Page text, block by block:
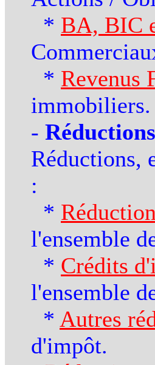
* BA, BIC
* Revenus
immobiliers.
-
Réductions,
:
*
l'ensemble
* Crédits
l'ensemble
* Autres
d'impôt.